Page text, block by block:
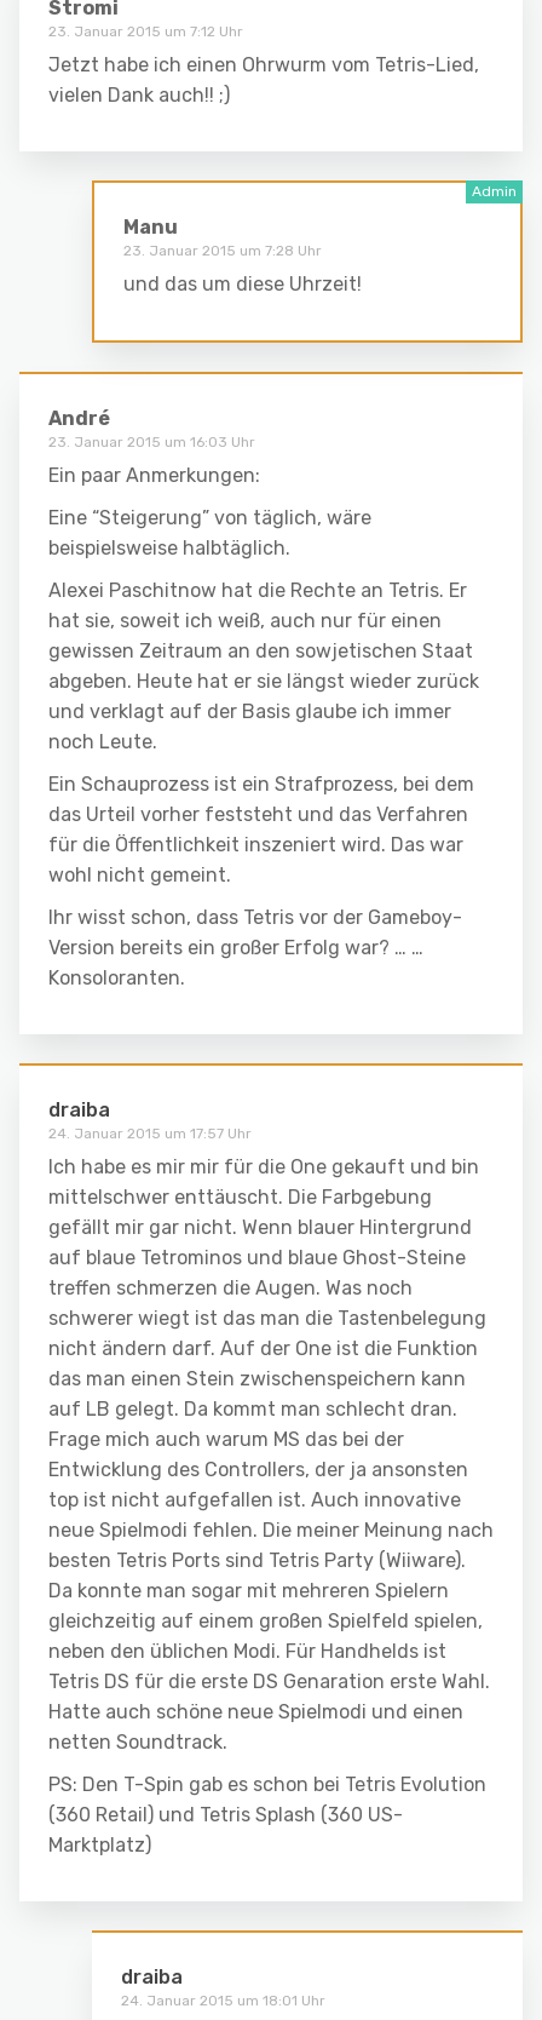
Stromi
23. Januar 2015 um 7:12 Uhr
Jetzt habe ich einen Ohrwurm vom Tetris-Lied,
vielen Dank auch!! ;)
Manu
23. Januar 2015 um 7:28 Uhr
und das um diese Uhrzeit!
André
23. Januar 2015 um 16:03 Uhr
Ein paar Anmerkungen:
Eine “Steigerung” von täglich, wäre
beispielsweise halbtäglich.
Alexei Paschitnow hat die Rechte an Tetris. Er
hat sie, soweit ich weiß, auch nur für einen
gewissen Zeitraum an den sowjetischen Staat
abgeben. Heute hat er sie längst wieder zurück
und verklagt auf der Basis glaube ich immer
noch Leute.
Ein Schauprozess ist ein Strafprozess, bei dem
das Urteil vorher feststeht und das Verfahren
für die Öffentlichkeit inszeniert wird. Das war
wohl nicht gemeint.
Ihr wisst schon, dass Tetris vor der Gameboy-
Version bereits ein großer Erfolg war? … …
Konsoloranten.
draiba
24. Januar 2015 um 17:57 Uhr
Ich habe es mir mir für die One gekauft und bin
mittelschwer enttäuscht. Die Farbgebung
gefällt mir gar nicht. Wenn blauer Hintergrund
auf blaue Tetrominos und blaue Ghost-Steine
treffen schmerzen die Augen. Was noch
schwerer wiegt ist das man die Tastenbelegung
nicht ändern darf. Auf der One ist die Funktion
das man einen Stein zwischenspeichern kann
auf LB gelegt. Da kommt man schlecht dran.
Frage mich auch warum MS das bei der
Entwicklung des Controllers, der ja ansonsten
top ist nicht aufgefallen ist. Auch innovative
neue Spielmodi fehlen. Die meiner Meinung nach
besten Tetris Ports sind Tetris Party (Wiiware).
Da konnte man sogar mit mehreren Spielern
gleichzeitig auf einem großen Spielfeld spielen,
neben den üblichen Modi. Für Handhelds ist
Tetris DS für die erste DS Genaration erste Wahl.
Hatte auch schöne neue Spielmodi und einen
netten Soundtrack.
PS: Den T-Spin gab es schon bei Tetris Evolution
(360 Retail) und Tetris Splash (360 US-
Marktplatz)
draiba
24. Januar 2015 um 18:01 Uhr